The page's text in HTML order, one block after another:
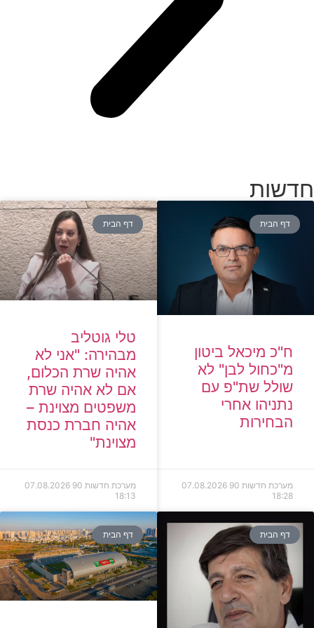
חדשות
דף הבית
ח"כ מיכאל ביטון
מ"כחול לבן" לא
שולל שת"פ עם
נתניהו אחרי
הבחירות
מערכת חדשות 90
07.08.2026
18:28
דף הבית
טלי גוטליב
מבהירה: "אני לא
אהיה שרת הכלום,
אם לא אהיה שרת
משפטים מצוינת –
אהיה חברת כנסת
מצוינת"
מערכת חדשות 90
07.08.2026
18:13
דף הבית דף הבית